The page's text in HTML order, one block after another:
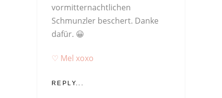
vormitternachtlichen
Schmunzler beschert. Danke
dafür. 😀
♡ Mel xoxo
REPLY...